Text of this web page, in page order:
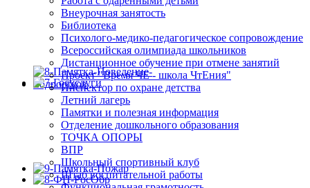
Внеурочная занятость
Библиотека
Психолого-медико-педагогическое сопровождение
Всероссийская олимпиада школьников
Дистанционное обучение при отмене занятий
Проект "Время ЧЕ - школа ЧтЕния"
Инспектор по охране детства
Летний лагерь
Памятки и полезная информация
Отделение дошкольного образования
ТОЧКА ОПОРЫ
ВПР
Школьный спортивный клуб
Штаб воспитательной работы